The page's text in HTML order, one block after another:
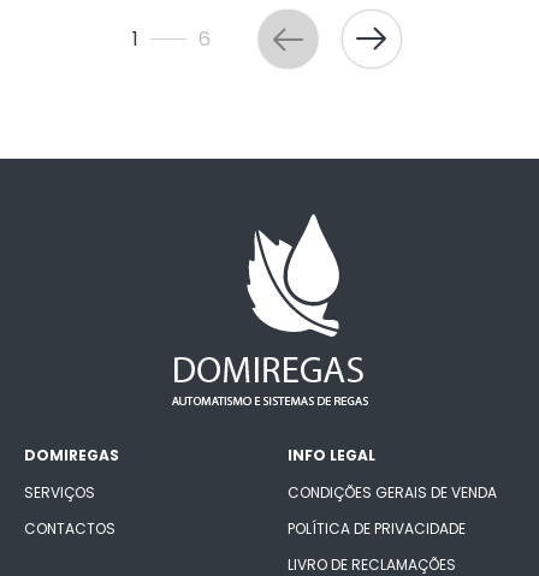
1 6
DOMIREGAS
SERVIÇOS
CONTACTOS
INFO LEGAL
CONDIÇÕES GERAIS DE VENDA
POLÍTICA DE PRIVACIDADE
LIVRO DE RECLAMAÇÕES